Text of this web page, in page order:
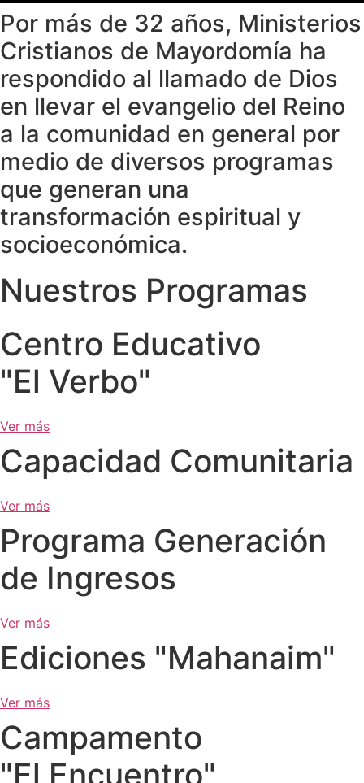
Por más de 32 años, Ministerios
Cristianos de Mayordomía ha
respondido al llamado de Dios
en llevar el evangelio del Reino
a la comunidad en general por
medio de diversos programas
que generan una
transformación espiritual y
socioeconómica.
Nuestros Programas
Centro Educativo
"El Verbo"
Ver más
Capacidad Comunitaria
Ver más
Programa Generación
de Ingresos
Ver más
Ediciones "Mahanaim"
Ver más
Campamento
"El Encuentro"